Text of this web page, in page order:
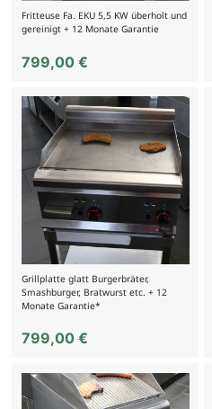
Fritteuse Fa. EKU 5,5 KW überholt und
gereinigt + 12 Monate Garantie
799,00 €
Grillplatte glatt Burgerbräter,
Smashburger, Bratwurst etc. + 12
Monate Garantie*
799,00 €